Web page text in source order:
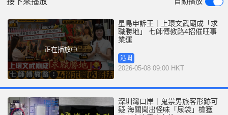
正在播放中
星島申訴王｜上環文武廟成「求
職勝地」 七師傅教路4招催旺事
業運
港聞
2026-05-08 09:00 HKT
深圳灣口岸｜鬼祟男旅客形跡可
疑 海關聞出怪味「尿袋」檢獲